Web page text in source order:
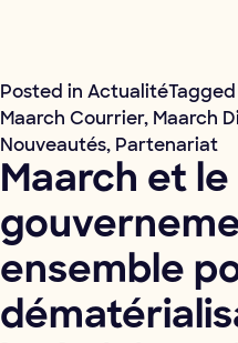
Posted in ActualitéTagged
Maarch Courrier, Maarch
Nouveautés, Partenariat
Maarch et le
ensemble